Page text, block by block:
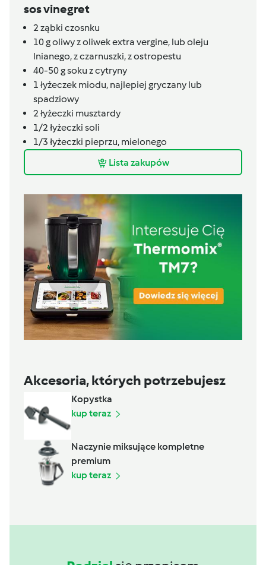
sos vinegret
2ząbki czosnku
10goliwy z oliwek extra vergine, lub oleju
lnianego, z czarnuszki, z ostropestu
40-50gsoku z cytryny
1 łyżeczek miodu, najlepiej gryczany lub
spadziowy
2łyżeczki musztardy
1/2łyżeczki soli
1/3 łyżeczki pieprzu, mielonego
Lista zakupów
Akcesoria, których potrzebujesz
Kopystka
kup teraz
Naczynie miksujące kompletne
premium
kup teraz